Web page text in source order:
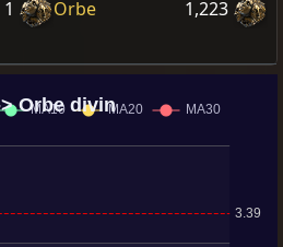
1
Orbe
1,223